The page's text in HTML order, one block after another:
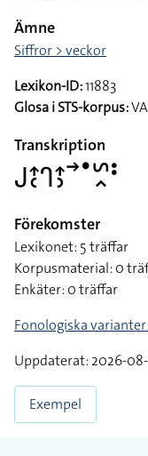
Ämne
Siffror > veckor
Lexikon-ID:11883
Glosa i STS-korpus:
Transkription
􌤢􌤴􌥗􌤪􌤴􌤶􌥣􌤟􌥲􌥿􌥻
Förekomster
Lexikonet: 5 träffar
Korpusmaterial: 0
Enkäter: 0 träffar
Fonologiska
Uppdaterat: 2026-
Exempel